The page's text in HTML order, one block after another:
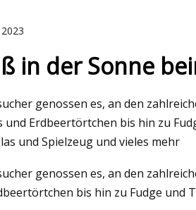
May
um
in der Sonne
genossen es, an den
und Erdbeertörtchen bis hin zu
und Spielzeug und vieles mehr
genossen es, an den
bis hin zu Fudge und